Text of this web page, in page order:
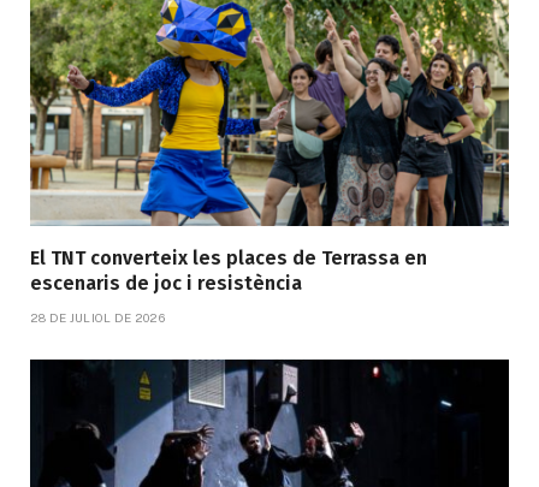
El TNT converteix les places de Terrassa en
escenaris de joc i resistència
28 DE JULIOL DE 2026